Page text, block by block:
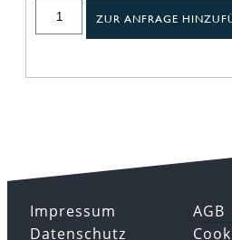
ZUR ANFRAGE
Impressum
Datenschutz
AGB